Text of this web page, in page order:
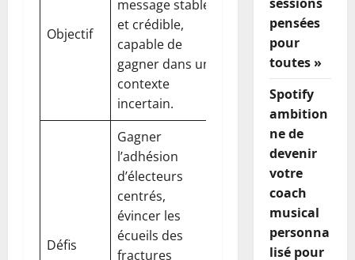
Objectif
message stable
et crédible,
capable de
gagner dans un
contexte
incertain.
Défis
Gagner
l’adhésion
d’électeurs
centrés,
évincer les
écueils des
fractures
pensées
pour
toutes »
Spotify
ambition
ne de
devenir
votre
coach
musical
personna
lisé pour